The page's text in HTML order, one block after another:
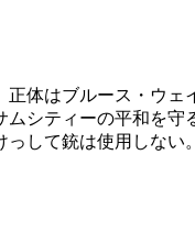
体はブルース・ウェ
シティーの平和を守
して銃は使用しない。